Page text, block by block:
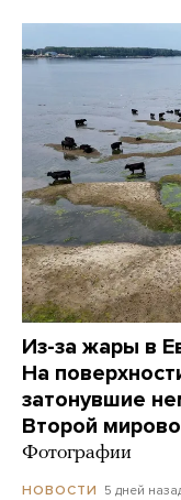
Из-за жары в
На
затонувшие
Второй
Фотографии
НОВОСТИ 5 дней